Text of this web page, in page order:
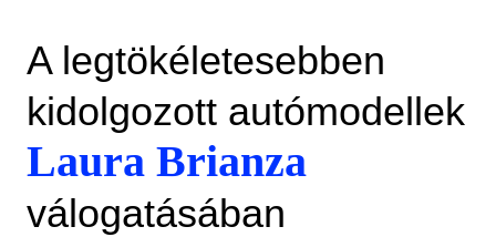
A legtökéletesebben
kidolgozott autómodellek
Laura Brianza
válogatásában